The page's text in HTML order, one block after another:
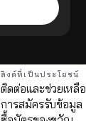
ลิงค์ที่เป็นประโยชน์
ติดต่อและช่วยเหลือ
การสมัครรับข้อมูล